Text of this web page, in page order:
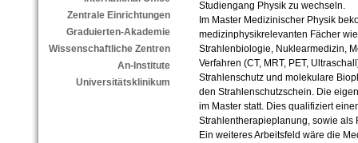
Zentrale Einrichtungen
Graduierten-Akademie
Wissenschaftliche Zentren
An-Institute
Universitätsklinikum
Studiengang Physik zu wechseln.
Im Master Medizinischer Physik
medizinphysikrelevanten Fächer
Strahlenbiologie, Nuklearmedizin,
Verfahren (CT, MRT, PET,
Strahlenschutz und molekulare
den Strahlenschutzschein. Die
im Master statt. Dies qualifiziert
Strahlentherapieplanung, sowie als
Ein weiteres Arbeitsfeld wäre die